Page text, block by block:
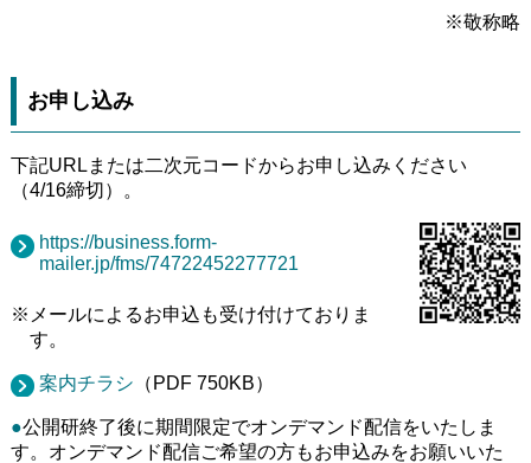
※敬称略
お申し込み
下記URLまたは二次元コードからお申し込みください
（4/16締切）。
https://business.form-
mailer.jp/fms/74722452277721
※メールによるお申込も受け付けておりま
す。
案内チラシ （PDF 750KB）
●公開研終了後に期間限定でオンデマンド配信をいたしま
す。オンデマンド配信ご希望の方もお申込みをお願いいた